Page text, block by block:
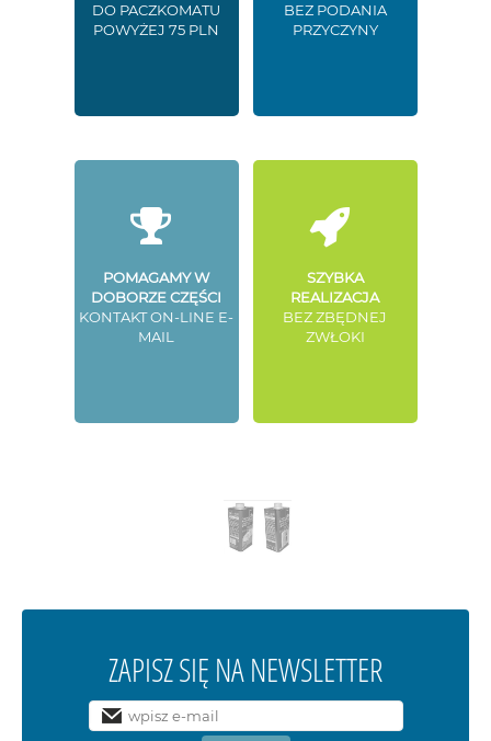
DO PACZKOMATU
POWYŻEJ 75 PLN
BEZ PODANIA
PRZYCZYNY
POMAGAMY W
DOBORZE CZĘŚCI
KONTAKT ON-LINE E-
MAIL
SZYBKA
REALIZACJA
BEZ ZBĘDNEJ
ZWŁOKI
ZAPISZ SIĘ NA NEWSLETTER